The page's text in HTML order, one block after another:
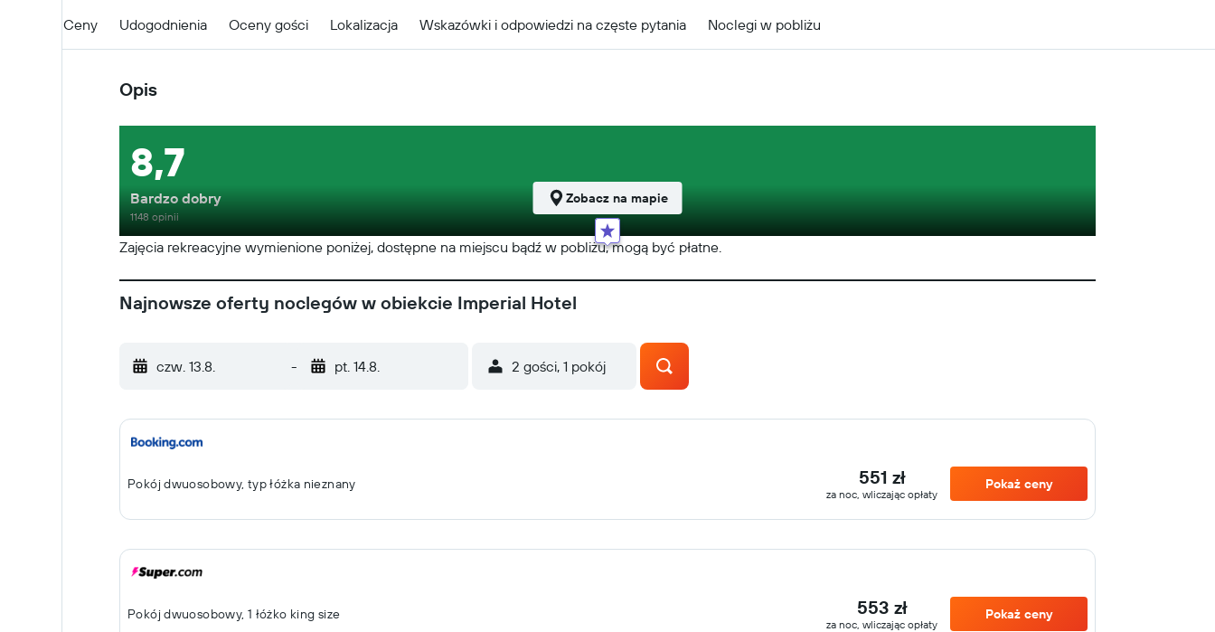
Ceny Udogodnienia Oceny gości Lokalizacja Wskazówki i odpowiedzi na częste pytania Noclegi w pobliżu
Opis
Zajęcia rekreacyjne wymienione poniżej, dostępne na miejscu bądź w pobliżu, mogą być płatne.
8,7
Bardzo dobry
1148 opinii
Zobacz na mapie
Najnowsze oferty noclegów w obiekcie Imperial Hotel
czw. 13.8. - pt. 14.8. 2 gości, 1 pokój
Pokój dwuosobowy, typ łóżka nieznany 551 zł
za noc, wliczając opłaty
Pokaż ceny
Pokój dwuosobowy, 1 łóżko king size 553 zł
za noc, wliczając opłaty
Pokaż ceny